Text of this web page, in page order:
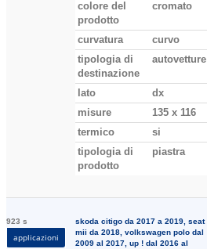
colore del
prodotto
cromato
curvatura
curvo
tipologia di
destinazione
autovetture
lato
dx
misure
135 x 116
termico
si
tipologia di
prodotto
piastra
923 s
applicazioni
skoda citigo da 2017 a 2019, seat
mii da 2018, volkswagen polo dal
2009 al 2017, up ! dal 2016 al